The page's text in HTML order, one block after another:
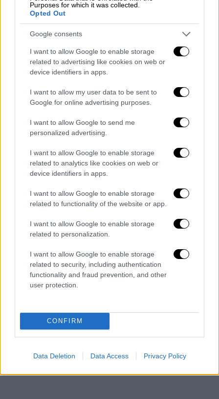
Purposes for which it was collected.
Opted Out
Google consents
I want to allow Google to enable storage
related to advertising like cookies on web or
device identifiers in apps.
I want to allow my user data to be sent to
Google for online advertising purposes.
I want to allow Google to send me
personalized advertising.
I want to allow Google to enable storage
related to analytics like cookies on web or
device identifiers in apps.
I want to allow Google to enable storage
related to functionality of the website or app.
I want to allow Google to enable storage
related to personalization.
I want to allow Google to enable storage
related to security, including authentication
functionality and fraud prevention, and other
user protection.
CONFIRM
Data Deletion Data Access Privacy Policy
Lifestyle|25.10.2019 20:22
Αργύρης Παπαργυρόπουλος: Από τα
πάρτι της απόλυτης χλιδής στη
Ο γνωστός επιχειρηματίας μίλησε σε μια εφ'
ΑΛΛΑ #TAGS
επιχειρηματίας
ειδήσεις τώρα
Άννα Βίσση